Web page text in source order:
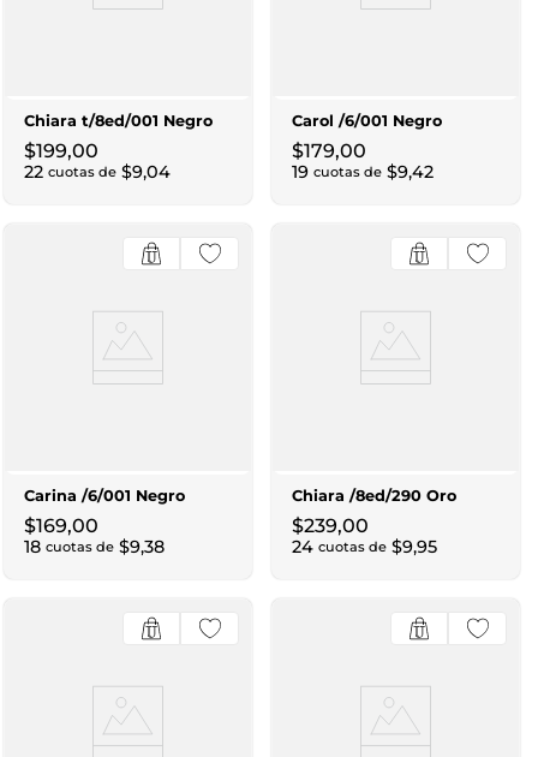
Chiara t/8ed/001 Negro
$199,00
22 cuotas de $9,04
Carol /6/001 Negro
$179,00
19 cuotas de $9,42
Carina /6/001 Negro
$169,00
18 cuotas de $9,38
Chiara /8ed/290 Oro
$239,00
24 cuotas de $9,95